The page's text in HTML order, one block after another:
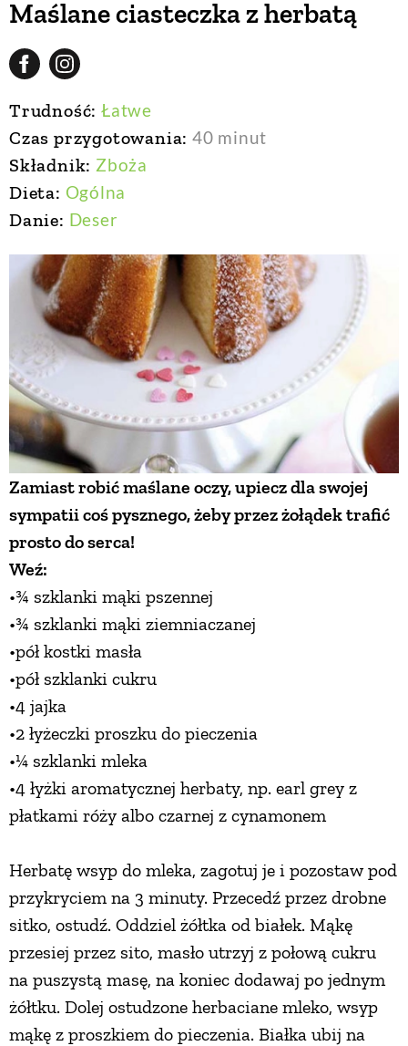
Maślane ciasteczka z herbatą
Trudność: Łatwe
Czas przygotowania: 40 minut
Składnik: Zboża
Dieta: Ogólna
Danie: Deser
Zamiast robić maślane oczy, upiecz dla swojej
sympatii coś pysznego, żeby przez żołądek trafić
prosto do serca!
Weź:
•¾ szklanki mąki pszennej
•¾ szklanki mąki ziemniaczanej
•pół kostki masła
•pół szklanki cukru
•4 jajka
•2 łyżeczki proszku do pieczenia
•¼ szklanki mleka
•4 łyżki aromatycznej herbaty, np. earl grey z
płatkami róży albo czarnej z cynamonem
Herbatę wsyp do mleka, zagotuj je i pozostaw pod
przykryciem na 3 minuty. Przecedź przez drobne
sitko, ostudź. Oddziel żółtka od białek. Mąkę
przesiej przez sito, masło utrzyj z połową cukru
na puszystą masę, na koniec dodawaj po jednym
żółtku. Dolej ostudzone herbaciane mleko, wsyp
mąkę z proszkiem do pieczenia. Białka ubij na
WARZYWA I OWOCE
PORADY
ZIELEŃ W DOMU
PROJEKTOWANIE OGRODU
NATURALNIE
URODA
DLA DOMU
PRZYRODA
ZWIERZĘTA DOMOWE
ZWIERZĘTA W NATURZE
GRZYBY
KRAJOBRAZ
RĘKODZIEŁO